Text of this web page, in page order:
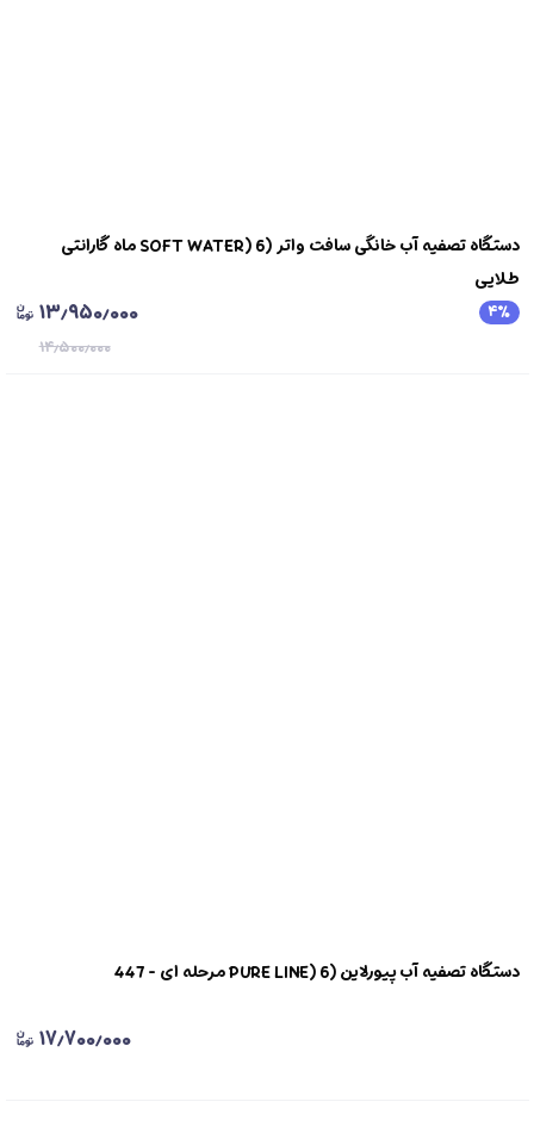
دستگاه تصفیه آب خانگی سافت واتر (SOFT WATER) 6 ماه گارانتی
طلایی
۴٪ ۱۳٫۹۵۰٫۰۰۰
۱۴٫۵۰۰٫۰۰۰
دستگاه تصفیه آب پیورلاین (PURE LINE) 6 مرحله ای - 447
۱۷٫۷۰۰٫۰۰۰